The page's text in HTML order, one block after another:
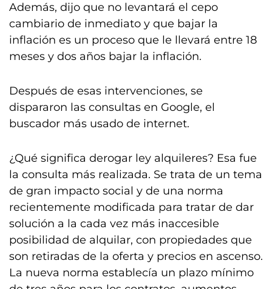
Además, dijo que no levantará el cepo
cambiario de inmediato y que bajar la
inflación es un proceso que le llevará entre 18
meses y dos años bajar la inflación.
Después de esas intervenciones, se
dispararon las consultas en Google, el
buscador más usado de internet.
¿Qué significa derogar ley alquileres? Esa fue
la consulta más realizada. Se trata de un tema
de gran impacto social y de una norma
recientemente modificada para tratar de dar
solución a la cada vez más inaccesible
posibilidad de alquilar, con propiedades que
son retiradas de la oferta y precios en ascenso.
La nueva norma establecía un plazo mínimo